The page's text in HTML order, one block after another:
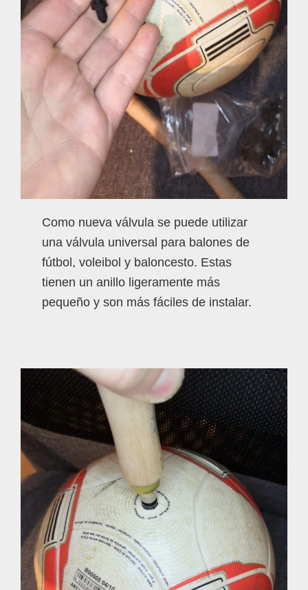
Como nueva válvula se puede utilizar
una válvula universal para balones de
fútbol, voleibol y baloncesto. Estas
tienen un anillo ligeramente más
pequeño y son más fáciles de instalar.